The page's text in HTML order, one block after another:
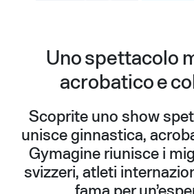
Uno spettacolo
acrobatico e
Scoprite uno show
unisce ginnastica,
Gymagine riunisce i
svizzeri, atleti
fama per